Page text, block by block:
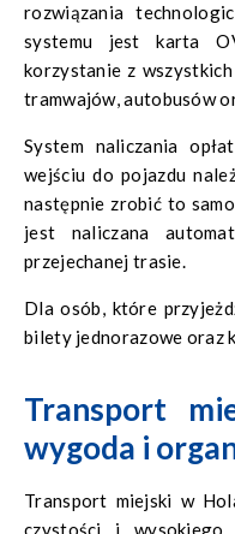
rozwiązania
systemu jest karta
korzystanie z
tramwajów, autobusów
System naliczania
wejściu do pojazdu
następnie zrobić to
jest naliczana
przejechanej trasie.
Dla osób, które
bilety jednorazowe oraz
Transport
wygoda i
Transport miejski w